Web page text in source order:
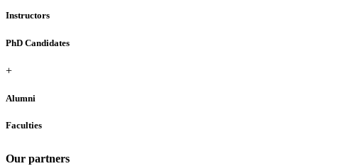
Instructors
PhD Candidates
+
Alumni
Faculties
Our partners